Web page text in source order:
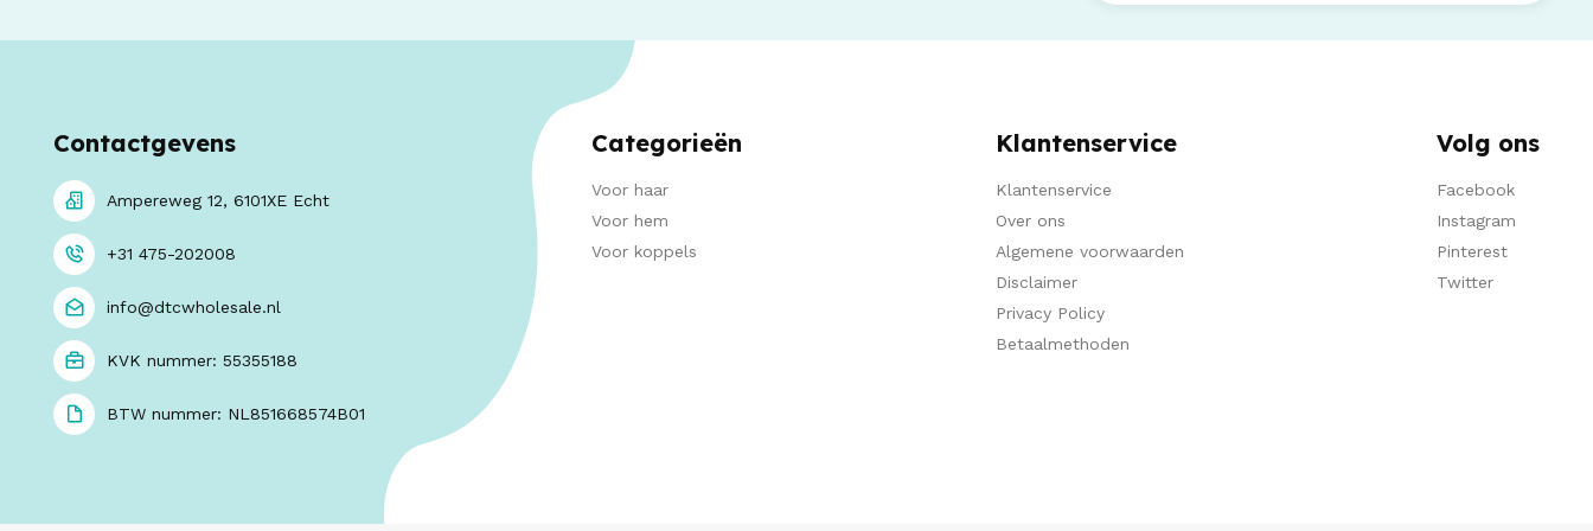
Contactgevens
Ampereweg 12, 6101XE Echt
+31 475-202008
info@dtcwholesale.nl
KVK nummer: 55355188
BTW nummer: NL851668574B01
Categorieën
Voor haar
Voor hem
Voor koppels
Klantenservice
Klantenservice
Over ons
Algemene voorwaarden
Disclaimer
Privacy Policy
Betaalmethoden
Volg ons
Facebook
Instagram
Pinterest
Twitter